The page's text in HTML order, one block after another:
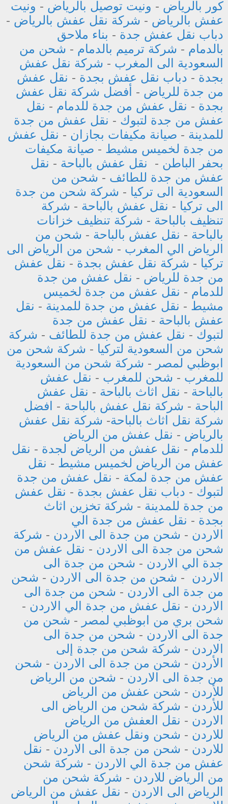
كور بالرياض - ونيت توصيل بالرياض - ونيت
عفش بالرياض - شركة نقل عفش بالرياض -
دباب نقل عفش جدة - بناء ملاحق
بالدمام - شركة ترميم بالدمام - شحن من
السعودية الى المغرب - شركة نقل عفش
بجدة - دباب نقل عفش بجدة - نقل عفش
من جدة للرياض - أفضل شركة نقل عفش
بجدة - نقل عفش من جدة للدمام - نقل
عفش من جدة لتبوك - نقل عفش من جدة
للمدينة - صيانة مكيفات بجازان - نقل عفش
من جدة لخميس مشيط - صيانة مكيفات
بحفر الباطن - نقل عفش بالباحة - نقل
عفش من جدة للطائف - شحن من
السعودية الى تركيا - شركة شحن من جدة
الى تركيا - نقل عفش بالباحة - شركة
تنظيف بالباحة - شركة تنظيف خزانات
بالباحة - نقل عفش بالباحة - شحن من
الرياض الي المغرب - شحن من الرياض الى
تركيا - شركة نقل عفش بجدة - نقل عفش
من جدة للرياض - نقل عفش من جدة
للدمام - نقل عفش من جدة لخميس
مشيط - نقل عفش من جدة للمدينة - نقل
عفش بالباحة - نقل عفش من جدة
لتبوك - نقل عفش من جدة للطائف - شركة
شحن من السعودية لتركيا - شركة شحن من
ابوظبي لمصر - شركة شحن من السعودية
للمغرب - شحن للمغرب - نقل عفش
بالباحة - نقل اثاث بالباحة - نقل عفش
الباحة - شركة نقل عفش بالباحة - افضل
شركة نقل اثاث بالباحة- شركة نقل عفش
بالرياض - نقل عفش من الرياض
للدمام - نقل عفش من الرياض لجدة - نقل
عفش من الرياض لخميس مشيط - نقل
عفش من جدة لمكة - نقل عفش من جدة
لتبوك - دباب نقل عفش بجدة - نقل عفش
من جدة للمدينة - شركة تخزين اثاث
بجدة - نقل عفش من جدة الي
الاردن - شحن من جدة الى الاردن - شركة
شحن من جدة الى الاردن - نقل عفش من
جدة الي الاردن - شحن من جدة الى
الاردن - شحن من جدة الى الاردن - شحن
من جدة الى الاردن - شحن من جدة الى
الاردن - نقل عفش من جدة الي الاردن -
شحن بري من ابوظبي لمصر - شحن من
جدة الى الاردن - شحن من جدة الى
الاردن - شركة شحن من جدة إلى
الأردن - شحن من جدة الى الاردن - شحن
من جدة الى الاردن - شحن من الرياض
للأردن - شحن عفش من الرياض
للأردن - شركة شحن من الرياض الى
الاردن - نقل العفش من الرياض
للاردن - شحن ونقل عفش من الرياض
للاردن - شحن من جدة الى الاردن - نقل
عفش من جدة الي الاردن - شركة شحن
من الرياض للاردن - شركة شحن من
الرياض الى الاردن - نقل عفش من الرياض